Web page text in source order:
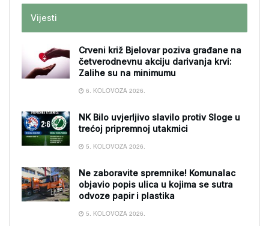
Vijesti
Crveni križ Bjelovar poziva građane na
četverodnevnu akciju darivanja krvi:
Zalihe su na minimumu
6. KOLOVOZA 2026.
NK Bilo uvjerljivo slavilo protiv Sloge u
trećoj pripremnoj utakmici
5. KOLOVOZA 2026.
Ne zaboravite spremnike! Komunalac
objavio popis ulica u kojima se sutra
odvoze papir i plastika
5. KOLOVOZA 2026.